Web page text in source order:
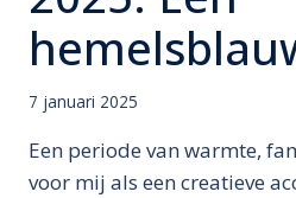
7 januari 2025
Een periode van warmte,
voor mij als een creatieve